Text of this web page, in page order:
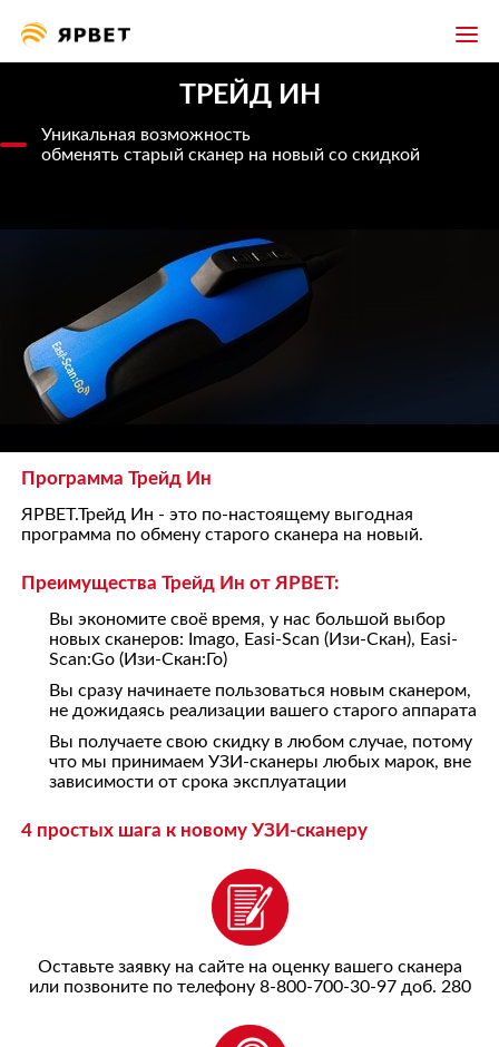
ТРЕЙД ИН
Уникальная возможность
обменять старый сканер на новый со скидкой
Программа Трейд Ин
ЯРВЕТ.Трейд Ин - это по-настоящему выгодная
программа по обмену старого сканера на новый.
Преимущества Трейд Ин от ЯРВЕТ:
Вы экономите своё время, у нас большой выбор
новых сканеров: Imago, Easi-Scan (Изи-Скан), Easi-
Scan:Go (Изи-Скан:Го)
Вы сразу начинаете пользоваться новым сканером,
не дожидаясь реализации вашего старого аппарата
Вы получаете свою скидку в любом случае, потому
что мы принимаем УЗИ-сканеры любых марок, вне
зависимости от срока эксплуатации
4 простых шага к новому УЗИ-сканеру
Оставьте заявку на сайте на оценку вашего сканера
или позвоните по телефону 8-800-700-30-97 доб. 280